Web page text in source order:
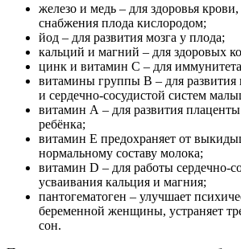
железо и медь – для здоровья
снабжения плода кислородом;
йод – для развития мозга у плода;
кальций и магний – для здоровых
цинк и витамин C – для
витамины группы B – для
и сердечно-сосудистой систем
витамин А – для развития
ребёнка;
витамин Е предохраняет от
нормальному составу молока;
витамин D – для работы сердечно-
усваивания кальция и магния;
пантогематоген – улучшает
беременной женщины, устраняет
сон.